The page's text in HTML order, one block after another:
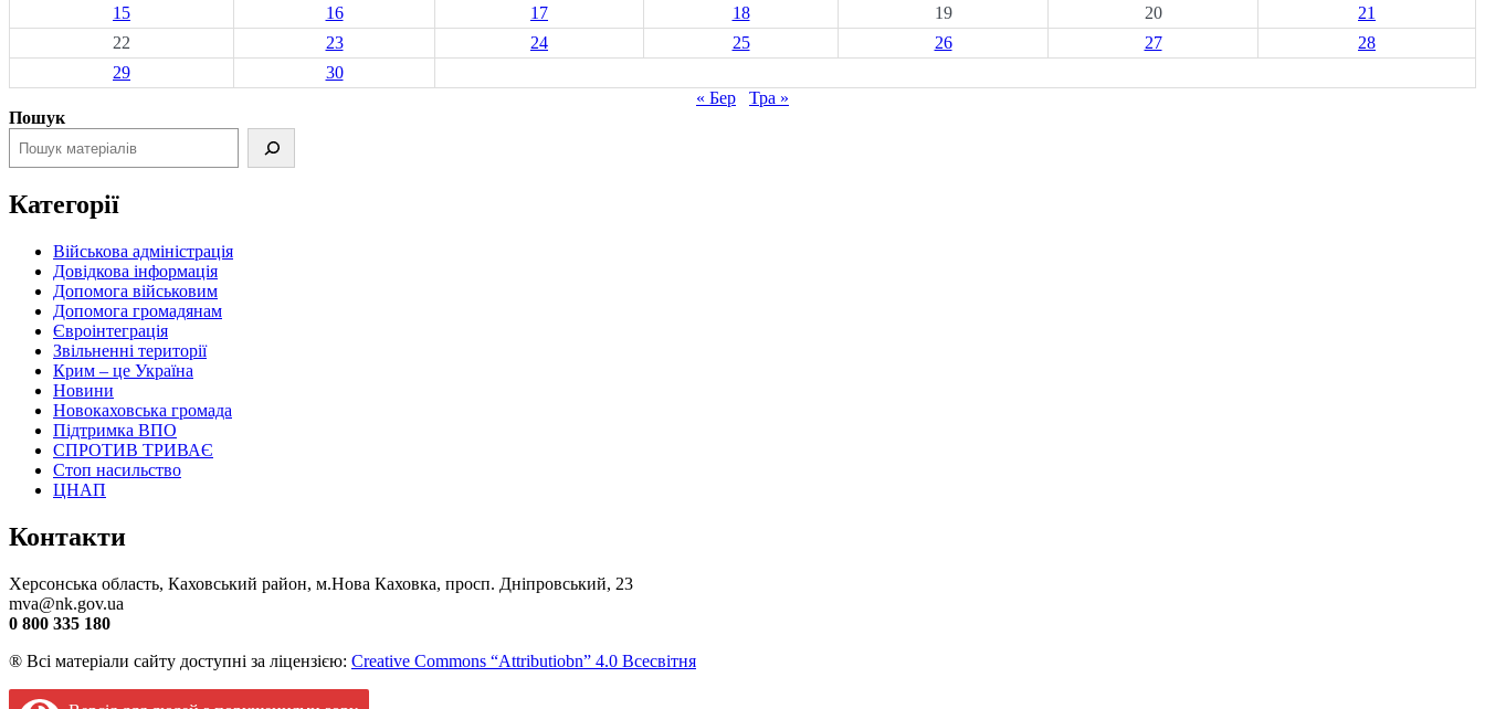
15
16 17 18 19 20
21
22
23 24 25 26 27
28
29
30
« Бер
Тра »
Пошук
Категорії
Військова адміністрація
Довідкова інформація
Допомога військовим
Допомога громадянам
Євроінтеграція
Звільненні території
Крим – це Україна
Новини
Новокаховська громада
Підтримка ВПО
СПРОТИВ ТРИВАЄ
Стоп насильство
ЦНАП
Контакти
Херсонська область, Каховський район, м.Нова Каховка, просп. Дніпровський, 23
mva@nk.gov.ua
0 800 335 180
® Всі матеріали сайту доступні за ліцензією: Creative Commons “Attributiobn” 4.0 Всесвітня